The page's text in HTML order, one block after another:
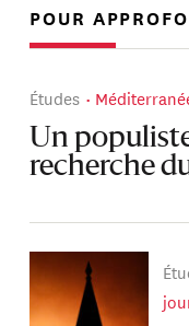
POUR
Études
Un
recherche